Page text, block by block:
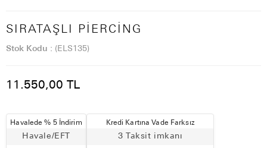
SIRATAŞLI PIERCING
Stok Kodu (ELS135)
11.550,00 TL
Havalede % 5 İndirim
Havale/EFT
Kredi Kartına Vade Farksız
3 Taksit imkanı